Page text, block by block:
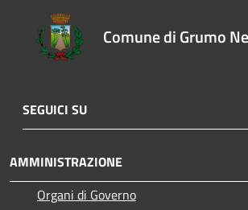
Comune di Grumo
SEGUICI SU
AMMINISTRAZIONE
Organi di Governo